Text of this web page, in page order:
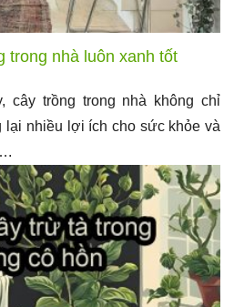
trong nhà luôn xanh tốt
cây trồng trong nhà không chỉ
lại nhiều lợi ích cho sức khỏe và